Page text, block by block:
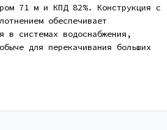
71 м и КПД 82%. Конструкция с
обеспечивает
в системах водоснабжения,
для перекачивания больших